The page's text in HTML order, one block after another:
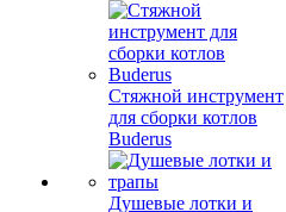
Стяжной инструмент
для сборки котлов
Buderus
Душевые лотки и